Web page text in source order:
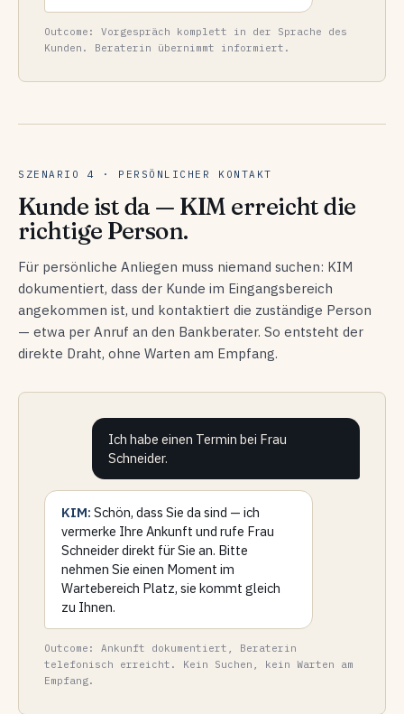
Outcome: Vorgespräch komplett in der Sprache des
Kunden. Beraterin übernimmt informiert.
SZENARIO 4 · PERSÖNLICHER KONTAKT
Kunde ist da — KIM erreicht die
richtige Person.
Für persönliche Anliegen muss niemand suchen: KIM
dokumentiert, dass der Kunde im Eingangsbereich
angekommen ist, und kontaktiert die zuständige Person
— etwa per Anruf an den Bankberater. So entsteht der
direkte Draht, ohne Warten am Empfang.
Ich habe einen Termin bei Frau
Schneider.
KIM: Schön, dass Sie da sind — ich
vermerke Ihre Ankunft und rufe Frau
Schneider direkt für Sie an. Bitte
nehmen Sie einen Moment im
Wartebereich Platz, sie kommt gleich
zu Ihnen.
Outcome: Ankunft dokumentiert, Beraterin
telefonisch erreicht. Kein Suchen, kein Warten am
Empfang.